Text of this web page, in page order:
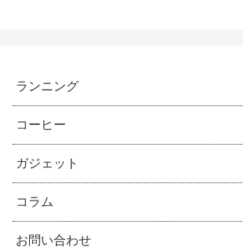
ランニング
コーヒー
ガジェット
コラム
お問い合わせ